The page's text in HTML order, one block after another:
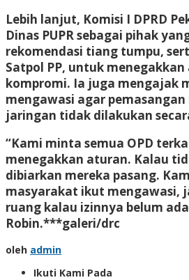
Lebih lanjut, Komisi I DPRD
Dinas PUPR sebagai pihak
rekomendasi tiang tumpu,
Satpol PP, untuk
kompromi. Ia juga mengajak
mengawasi agar
jaringan tidak dilakukan
“Kami minta semua OPD
menegakkan aturan. Kalau
dibiarkan mereka pasang.
masyarakat ikut mengawasi,
ruang kalau izinnya belum
Robin.***galeri/drc
oleh admin
Ikuti Kami Pada